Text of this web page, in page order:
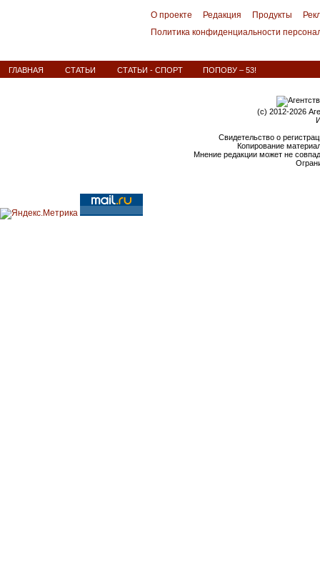
О проекте Редакция Продукты
Политика конфиденциальности
ГЛАВНАЯ СТАТЬИ СТАТЬИ - СПОРТ ПОПОВУ – 53!
(c) 2012-2026
Свидетельство о
Копирование
Мнение редакции может не